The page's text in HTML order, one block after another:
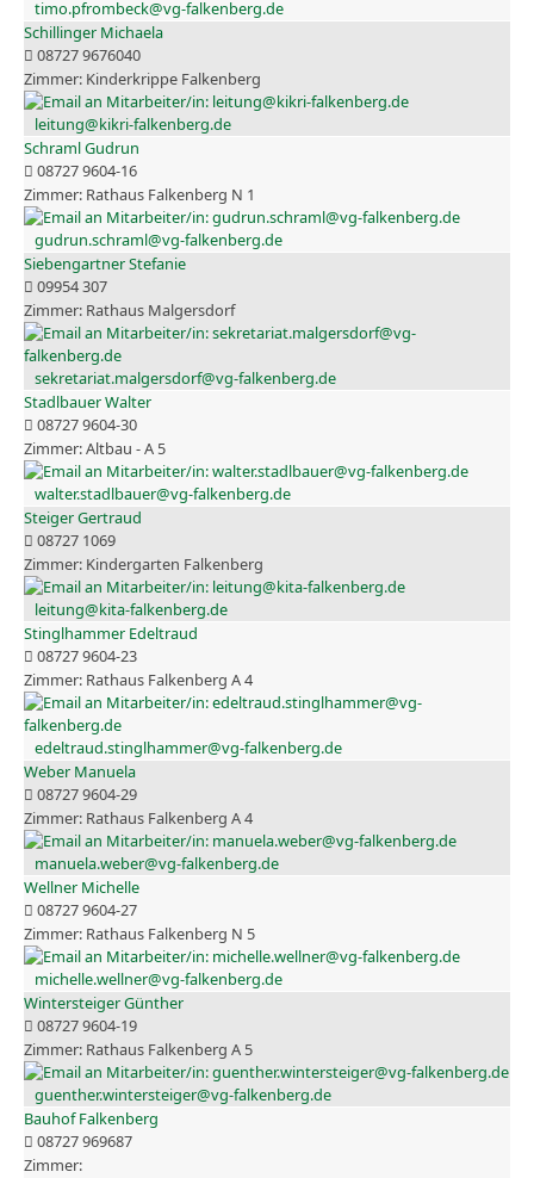
timo.pfrombeck@vg-falkenberg.de
Schillinger Michaela
08727 9676040
Kinderkrippe Falkenberg
leitung@kikri-falkenberg.de
Schraml Gudrun
08727 9604-16
Rathaus Falkenberg N 1
gudrun.schraml@vg-falkenberg.de
Siebengartner Stefanie
09954 307
Rathaus Malgersdorf
sekretariat.malgersdorf@vg-falkenberg.de
Stadlbauer Walter
08727 9604-30
Altbau - A 5
walter.stadlbauer@vg-falkenberg.de
Steiger Gertraud
08727 1069
Kindergarten Falkenberg
leitung@kita-falkenberg.de
Stinglhammer Edeltraud
08727 9604-23
Rathaus Falkenberg A 4
edeltraud.stinglhammer@vg-falkenberg.de
Weber Manuela
08727 9604-29
Rathaus Falkenberg A 4
manuela.weber@vg-falkenberg.de
Wellner Michelle
08727 9604-27
Rathaus Falkenberg N 5
michelle.wellner@vg-falkenberg.de
Wintersteiger Günther
08727 9604-19
Rathaus Falkenberg A 5
guenther.wintersteiger@vg-falkenberg.de
Bauhof Falkenberg
08727 969687